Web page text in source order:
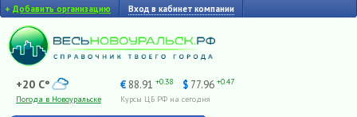
+ Добавить организацию Вход в кабинет компании
+20 C°
Погода в Новоуральске
€ 88.91 +0.38 $ 77.96 +0.47
Курсы ЦБ РФ на сегодня